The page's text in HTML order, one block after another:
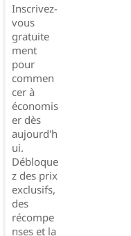
Inscrivez-
vous
gratuite
ment
pour
commen
cer à
économis
er dès
aujourd'h
ui.
Débloque
z des prix
exclusifs,
des
récompe
nses et la